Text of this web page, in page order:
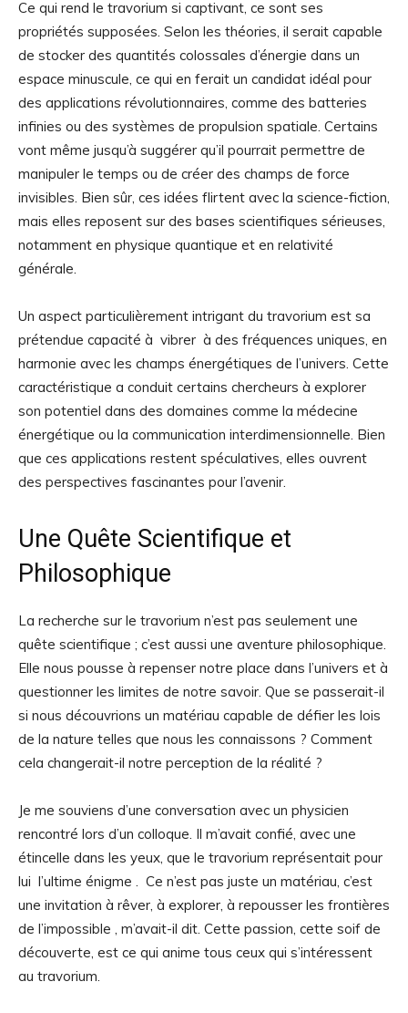
Ce qui rend le travorium si captivant, ce sont ses
propriétés supposées. Selon les théories, il serait capable
de stocker des quantités colossales d’énergie dans un
espace minuscule, ce qui en ferait un candidat idéal pour
des applications révolutionnaires, comme des batteries
infinies ou des systèmes de propulsion spatiale. Certains
vont même jusqu’à suggérer qu’il pourrait permettre de
manipuler le temps ou de créer des champs de force
invisibles. Bien sûr, ces idées flirtent avec la science-fiction,
mais elles reposent sur des bases scientifiques sérieuses,
notamment en physique quantique et en relativité
générale.
Un aspect particulièrement intrigant du travorium est sa
prétendue capacité à vibrer à des fréquences uniques, en
harmonie avec les champs énergétiques de l’univers. Cette
caractéristique a conduit certains chercheurs à explorer
son potentiel dans des domaines comme la médecine
énergétique ou la communication interdimensionnelle. Bien
que ces applications restent spéculatives, elles ouvrent
des perspectives fascinantes pour l’avenir.
Une Quête Scientifique et
Philosophique
La recherche sur le travorium n’est pas seulement une
quête scientifique ; c’est aussi une aventure philosophique.
Elle nous pousse à repenser notre place dans l’univers et à
questionner les limites de notre savoir. Que se passerait-il
si nous découvrions un matériau capable de défier les lois
de la nature telles que nous les connaissons ? Comment
cela changerait-il notre perception de la réalité ?
Je me souviens d’une conversation avec un physicien
rencontré lors d’un colloque. Il m’avait confié, avec une
étincelle dans les yeux, que le travorium représentait pour
lui l’ultime énigme . Ce n’est pas juste un matériau, c’est
une invitation à rêver, à explorer, à repousser les frontières
de l’impossible , m’avait-il dit. Cette passion, cette soif de
découverte, est ce qui anime tous ceux qui s’intéressent
au travorium.